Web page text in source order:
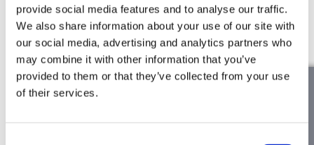
provide social media features and to analyse our traffic.
We also share information about your use of our site with
our social media, advertising and analytics partners who
may combine it with other information that you’ve
provided to them or that they’ve collected from your use
of their services.
Discover more